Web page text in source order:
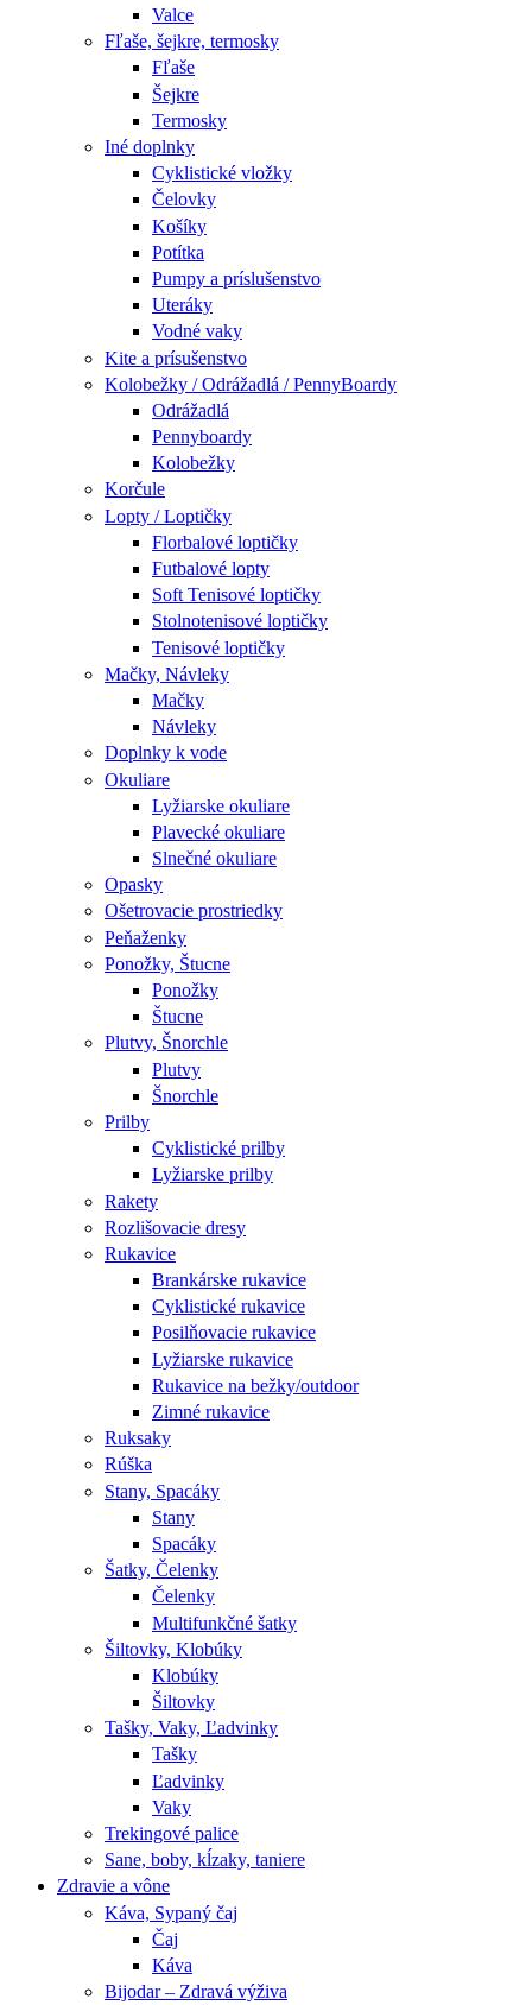
Valce
Fľaše, šejkre, termosky
Fľaše
Šejkre
Termosky
Iné doplnky
Cyklistické vložky
Čelovky
Košíky
Potítka
Pumpy a príslušenstvo
Uteráky
Vodné vaky
Kite a prísušenstvo
Kolobežky / Odrážadlá / PennyBoardy
Odrážadlá
Pennyboardy
Kolobežky
Korčule
Lopty / Loptičky
Florbalové loptičky
Futbalové lopty
Soft Tenisové loptičky
Stolnotenisové loptičky
Tenisové loptičky
Mačky, Návleky
Mačky
Návleky
Doplnky k vode
Okuliare
Lyžiarske okuliare
Plavecké okuliare
Slnečné okuliare
Opasky
Ošetrovacie prostriedky
Peňaženky
Ponožky, Štucne
Ponožky
Štucne
Plutvy, Šnorchle
Plutvy
Šnorchle
Prilby
Cyklistické prilby
Lyžiarske prilby
Rakety
Rozlišovacie dresy
Rukavice
Brankárske rukavice
Cyklistické rukavice
Posilňovacie rukavice
Lyžiarske rukavice
Rukavice na bežky/outdoor
Zimné rukavice
Ruksaky
Rúška
Stany, Spacáky
Stany
Spacáky
Šatky, Čelenky
Čelenky
Multifunkčné šatky
Šiltovky, Klobúky
Klobúky
Šiltovky
Tašky, Vaky, Ľadvinky
Tašky
Ľadvinky
Vaky
Trekingové palice
Sane, boby, kĺzaky, taniere
Zdravie a vône
Káva, Sypaný čaj
Čaj
Káva
Bijodar – Zdravá výživa